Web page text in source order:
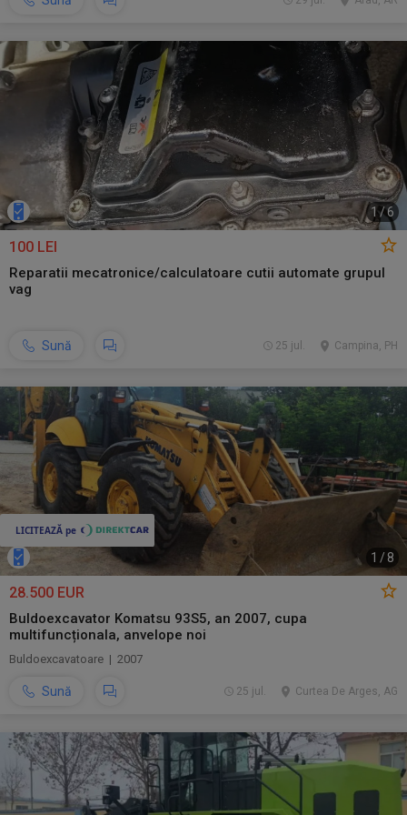
1/6
100 LEI
Reparatii mecatronice/calculatoare cutii automate grupul
vag
Sună Campina, PH
25 jul.
1 / 8
28.500 EUR
Buldoexcavator Komatsu 93S5, an 2007, cupa
multifuncționala, anvelope noi
Buldoexcavatoare | 2007
Sună Curtea De Arges, AG
25 jul.